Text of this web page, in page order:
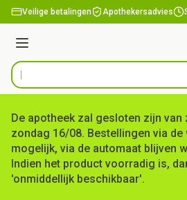
Ga naar de inhoud
Veilige betalingen Apothekersadvies
Menu
Product, merk, categorie...
De apotheek zal gesloten zijn
zondag 16/08. Bestellingen via
mogelijk, via de automaat blijven
Indien het product voorradig is,
'onmiddellijk beschikbaar'.